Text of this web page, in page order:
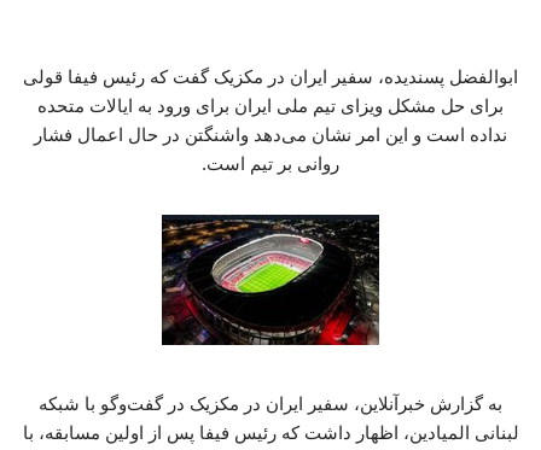
ابوالفضل پسندیده، سفیر ایران در مکزیک گفت که رئیس فیفا قولی
برای حل مشکل ویزای تیم ملی ایران برای ورود به ایالات متحده
نداده است و این امر نشان می‌دهد واشنگتن در حال اعمال فشار
روانی بر تیم است.
به گزارش خبرآنلاین، سفیر ایران در مکزیک در گفت‌وگو با شبکه
لبنانی المیادین، اظهار داشت که رئیس فیفا پس از اولین مسابقه، با